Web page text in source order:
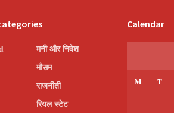
मनी और निवेश
मौसम
राजनीती
रियल स्टेट
Calendar
M T